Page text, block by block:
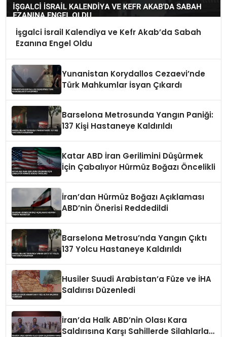
İşgalci İsrail Kalendiya ve Kefr Akab’da Sabah
Ezanına Engel Oldu
Yunanistan Korydallos Cezaevi’nde
Türk Mahkumlar İsyan Çıkardı
Barselona Metrosunda Yangın Paniği:
137 Kişi Hastaneye Kaldırıldı
Katar ABD İran Gerilimini Düşürmek
İçin Çabalıyor Hürmüz Boğazı Öncelikli
İran’dan Hürmüz Boğazı Açıklaması
ABD’nin Önerisi Reddedildi
Barselona Metrosu’nda Yangın Çıktı
137 Yolcu Hastaneye Kaldırıldı
Husiler Suudi Arabistan’a Füze ve İHA
Saldırısı Düzenledi
İran’da Halk ABD’nin Olası Kara
Saldırısına Karşı Sahillerde Silahlarla